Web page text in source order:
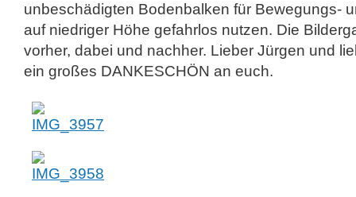
unbeschädigten Bodenbalken für Bewegungs-
auf niedriger Höhe gefahrlos nutzen. Die
vorher, dabei und nachher. Lieber Jürgen und
ein großes DANKESCHÖN an euch.